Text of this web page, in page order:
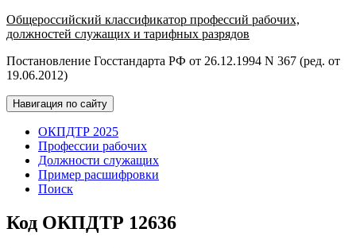
Общероссийский классификатор профессий рабочих,
должностей служащих и тарифных разрядов
Постановление Госстандарта РФ от 26.12.1994 N 367 (ред. от
19.06.2012)
Навигация по сайту
ОКПДТР 2025
Профессии рабочих
Должности служащих
Пример расшифровки
Поиск
Код ОКПДТР 12636